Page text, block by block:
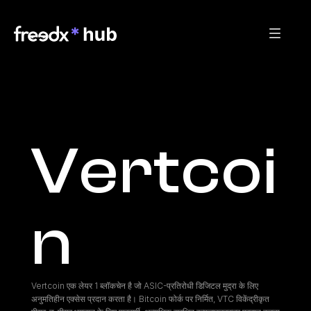
Vertcoi
n
Vertcoin एक लेयर 1 ब्लॉकचेन है जो ASIC-प्रतिरोधी डिजिटल मुद्रा के लिए
अनुमतिहीन एक्सेस प्रदान करता है। Bitcoin फोर्क पर निर्मित, VTC विकेंद्रीकृत